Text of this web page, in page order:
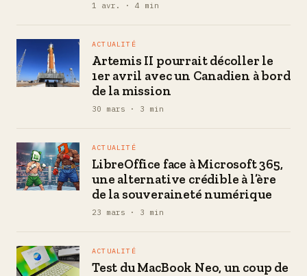
1 avr. · 4 min
ACTUALITÉ
Artemis II pourrait décoller le
1er avril avec un Canadien à bord
de la mission
30 mars · 3 min
ACTUALITÉ
LibreOffice face à Microsoft 365,
une alternative crédible à l’ère
de la souveraineté numérique
23 mars · 3 min
ACTUALITÉ
Test du MacBook Neo, un coup de